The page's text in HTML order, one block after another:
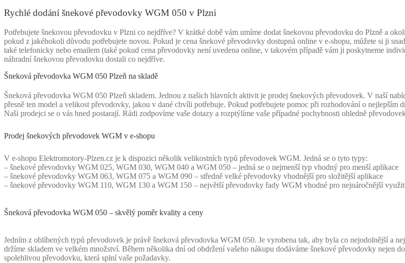
Rychlé dodání šnekové převodovky WGM 050 v Plzni
Potřebujete šnekovou převodovku v Plzni co nejdříve? V krátké době vám umíme dodat šnekovou převodovku do Plzně a
pokud z jakéhokoli důvodu potřebujete novou. Pokud je cena šnekové převodovky dostupná online v e-shopu, můžete si ji
také telefonicky nebo emailem (také pokud cena převodovky není uvedena online, v takovém případě vám ji poskytneme
náhradní šnekovou převodovku dostali co nejdříve.
Šneková převodovka WGM 050 Plzeň na skladě
Šneková převodovka WGM 050 Plzeň skladem. Jednou z našich hlavních aktivit je prodej šnekových převodovek. V naší
přesně ten model a velikost převodovky, jakou v dané chvíli potřebuje. Pokud potřebujete pomoc při rozhodování o
Naši prodejci se o vás hned postarají. Rádi zodpovíme vaše dotazy a rozptýlíme vaše případné pochybnosti ohledně
Prodej šnekových převodovek WGM v e-shopu
V e-shopu Elektromotory-Plzen.cz je k dispozici několik velikostních typů převodovek WGM. Jedná se o tyto typy:
– šnekové převodovky WGM 025, WGM 030, WGM 040 a WGM 050 – jedná se o nejmenší typ vhodný pro menší aplikace
– šnekové převodovky WGM 063, WGM 075 a WGM 090 – středně velké převodovky vhodnější pro složitější aplikace
– šnekové převodovky WGM 110, WGM 130 a WGM 150 – největší převodovky řady WGM vhodné pro nejnáročnější
Šneková převodovka WGM 050 – skvělý poměr kvality a ceny
Jedním z oblíbených typů převodovek je právě šneková převodovka WGM 050. Je vyrobena tak, aby byla co nejodolnější a
držíme skladem ve velkém množství. Během několika dní od obdržení vašeho nákupu dodáváme šnekové převodovky nejen
spolehlivou převodovku, která splní vaše požadavky.